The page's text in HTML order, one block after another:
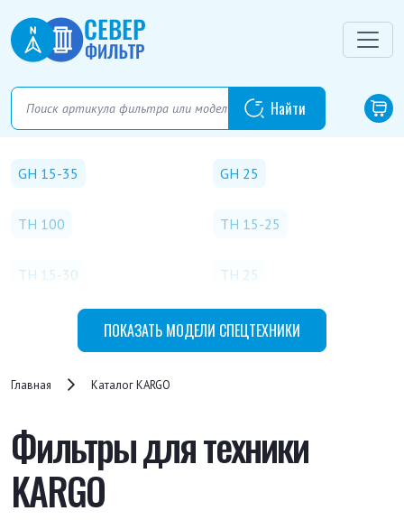
GH 15-35 GH 25
TH 100 TH 15-25
TH 15-30 TH 25
TH 35
TH 40-50 K
TH 80-100
ПОКАЗАТЬ МОДЕЛИ СПЕЦТЕХНИКИ
Главная Каталог KARGO
Фильтры для техники
KARGO